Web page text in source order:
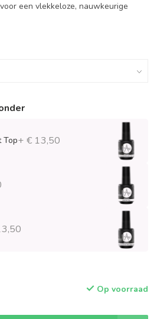
een vlekkeloze, nauwkeurige
Top+ € 13,50
Op voorraad